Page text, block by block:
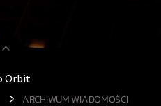
Orbit
ARCHIWUM WIADOMOŚCI